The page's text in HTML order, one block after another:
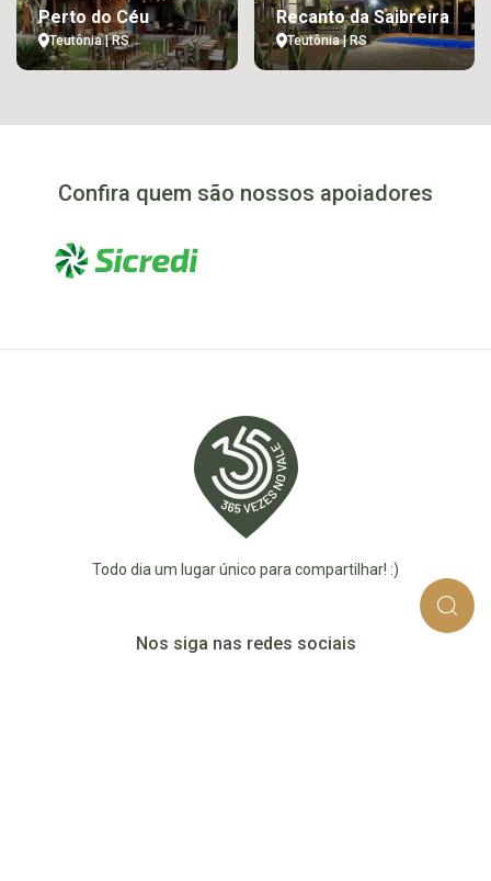
Perto do Céu
Teutônia | RS
Recanto da Saibreira
Teutônia | RS
Confira quem são nossos apoiadores
Todo dia um lugar único para compartilhar! :)
Nos siga nas redes sociais